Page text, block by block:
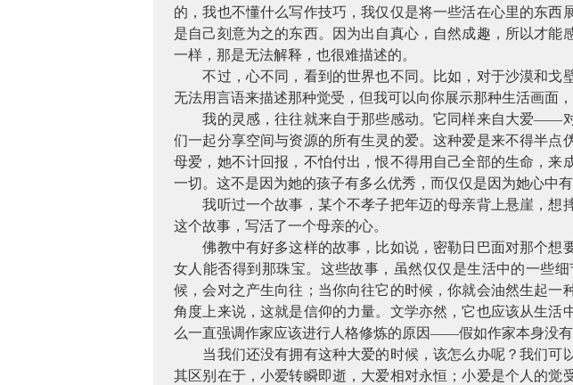
的，我也不懂什么写作技巧，我仅仅是将一些活在心里的东
是自己刻意为之的东西。因为出自真心，自然成趣，所以才
一样，那是无法解释，也很难描述的。
不过，心不同，看到的世界也不同。比如，对于沙漠和
无法用言语来描述那种觉受，但我可以向你展示那种生活画面
我的灵感，往往就来自于那些感动。它同样来自大爱——
们一起分享空间与资源的所有生灵的爱。这种爱是来不得半
母爱，她不计回报，不怕付出，恨不得用自己全部的生命，
一切。这不是因为她的孩子有多么优秀，而仅仅是因为她心中有
我听过一个故事，某个不孝子把年迈的母亲背上悬崖，想
这个故事，写活了一个母亲的心。
佛教中有好多这样的故事，比如说，密勒日巴面对那个
女人能否得到那珠宝。这些故事，虽然仅仅是生活中的一些
候，会对之产生向往；当你向往它的时候，你就会油然生起
角度上来说，这就是信仰的力量。文学亦然，它也应该从生
么一直强调作家应该进行人格修炼的原因——假如作家本身没
当我们还没有拥有这种大爱的时候，该怎么办呢？我们可
其区别在于，小爱转瞬即逝，大爱相对永恒；小爱是个人的